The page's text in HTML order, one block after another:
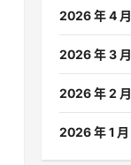
2026 年 4 月
2026 年 3 月
2026 年 2 月
2026 年 1 月